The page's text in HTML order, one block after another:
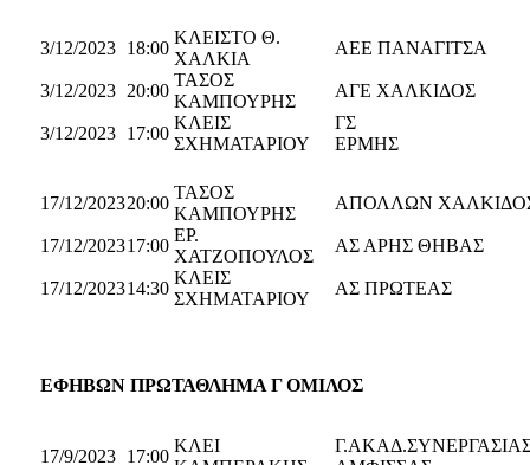
3/12/2023 18:00
ΚΛΕΙΣΤΟ Θ.
ΧΑΛΚΙΑ
AEΕ ΠΑΝΑΓΙΤΣΑ
3/12/2023 20:00
ΤΑΣΟΣ
ΚΑΜΠΟΥΡΗΣ
ΑΓΕ ΧΑΛΚΙΔΟΣ
3/12/2023 17:00
ΚΛΕΙΣ
ΣΧΗΜΑΤΑΡΙΟΥ
ΓΣ
17/12/202320:00
ΤΑΣΟΣ
ΚΑΜΠΟΥΡΗΣ
ΑΠΟΛΛΩΝ
17/12/202317:00
ΕΡ.
ΧΑΤΖΟΠΟΥΛΟΣ
ΑΣ ΑΡΗΣ ΘΗΒΑΣ
17/12/202314:30
ΚΛΕΙΣ
ΣΧΗΜΑΤΑΡΙΟΥ
ΑΣ ΠΡΩΤΕΑΣ
ΕΦΗΒΩΝ ΠΡΩΤΑΘΛΗΜΑ Γ ΟΜΙΛΟΣ
17/9/2023 17:00
ΚΛΕΙ